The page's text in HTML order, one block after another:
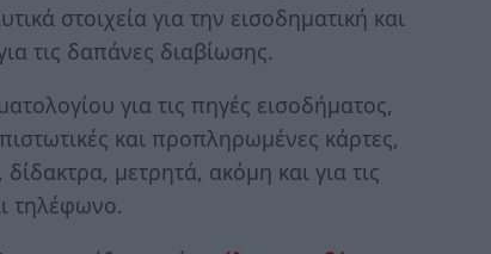
στοιχεία για την εισοδηματική και
τις δαπάνες διαβίωσης.
για τις πηγές εισοδήματος,
και προπληρωμένες κάρτες,
μετρητά, ακόμη και για τις
τηλέφωνο.